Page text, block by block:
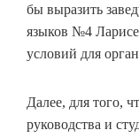
бы выразить
языков №4
условий для
Далее, для того,
руководства и